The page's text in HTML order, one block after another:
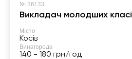
№ 36133
Викладач молодших
Місто
Косів
Винагорода
140 - 180 грн/год